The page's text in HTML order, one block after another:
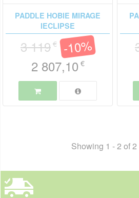
PADDLE HOBIE MIRAGE
IECLIPSE
3 119€ -10%
2 807,10 €
Showing 1 - 2 of